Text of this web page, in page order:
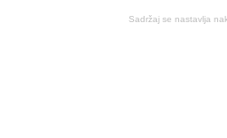
Sadržaj se nastavlja